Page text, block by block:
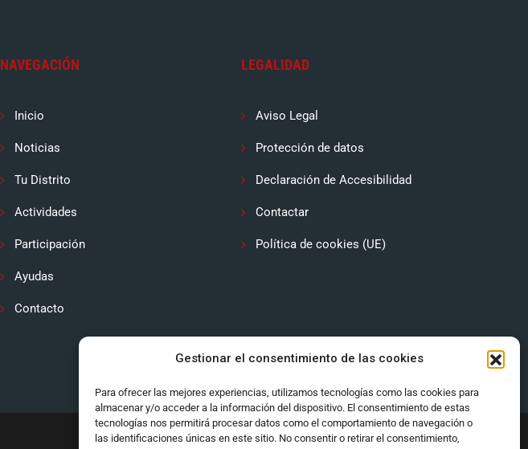
Gestionar el consentimiento de las cookies
Para ofrecer las mejores experiencias, utilizamos tecnologías como las cookies para
almacenar y/o acceder a la información del dispositivo. El consentimiento de estas
tecnologías nos permitirá procesar datos como el comportamiento de navegación o
las identificaciones únicas en este sitio. No consentir o retirar el consentimiento,
NAVEGACIÓN
Inicio
Noticias
Tu Distrito
Actividades
Participación
Ayudas
Contacto
LEGALIDAD
Aviso Legal
Protección de datos
Declaración de Accesibilidad
Contactar
Política de cookies (UE)